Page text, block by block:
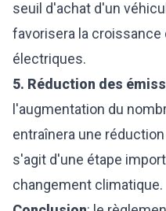
seuil d'achat d'un
favorisera la
électriques.
5. Réduction des
l'augmentation du
entraînera une
s'agit d'une étape
changement climatique.